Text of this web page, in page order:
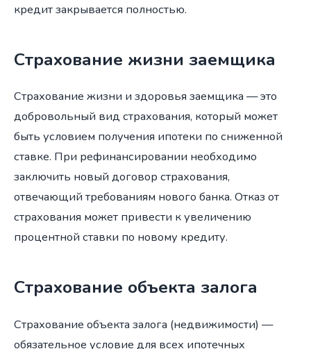
кредит закрывается полностью.
Страхование жизни заемщика
Страхование жизни и здоровья заемщика — это
добровольный вид страхования, который может
быть условием получения ипотеки по сниженной
ставке. При рефинансировании необходимо
заключить новый договор страхования,
отвечающий требованиям нового банка. Отказ от
страхования может привести к увеличению
процентной ставки по новому кредиту.
Страхование объекта залога
Страхование объекта залога (недвижимости) —
обязательное условие для всех ипотечных